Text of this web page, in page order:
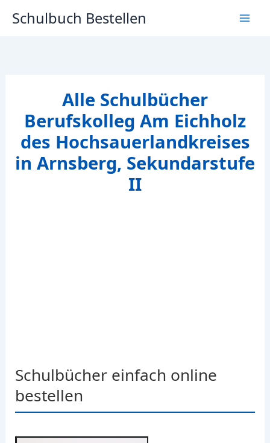
InhaltSchulbuch Bestellen
Alle Schulbücher
Berufskolleg Am Eichholz
des Hochsauerlandkreises
in Arnsberg, Sekundarstufe
II
Schulbücher einfach online
bestellen